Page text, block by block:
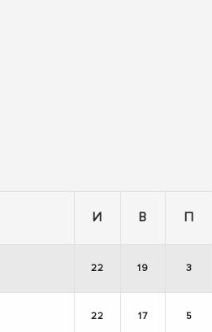
И В П
22 19 3
22 17 5